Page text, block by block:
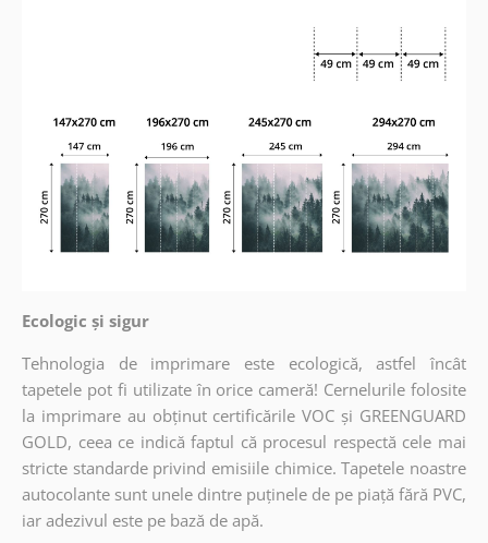
Ecologic și sigur
Tehnologia de imprimare este ecologică, astfel încât
tapetele pot fi utilizate în orice cameră! Cernelurile folosite
la imprimare au obținut certificările VOC și GREENGUARD
GOLD, ceea ce indică faptul că procesul respectă cele mai
stricte standarde privind emisiile chimice. Tapetele noastre
autocolante sunt unele dintre puținele de pe piață fără PVC,
iar adezivul este pe bază de apă.